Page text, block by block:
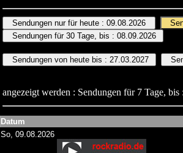
angezeigt werden : Sendungen für 7 Tage, bis
Datum
So, 09.08.2026